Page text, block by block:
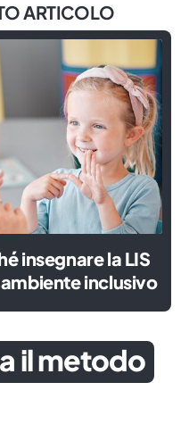
ARTICOLO
insegnare la LIS
inclusivo
il metodo